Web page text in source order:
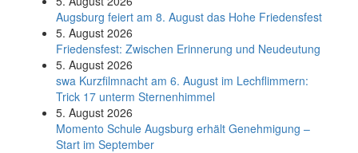
Augsburg feiert am 8. August das Hohe Friedensfest
5. August 2026
Friedensfest: Zwischen Erinnerung und Neudeutung
5. August 2026
swa Kurz­film­nacht am 6. August im Lech­flim­mern:
Trick 17 unterm Sternen­himmel
5. August 2026
Momento Schule Augsburg erhält Genehmigung –
Start im September